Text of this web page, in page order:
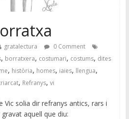
gratalectura
0 Comment
, borratxera, costumari, costums, dites
, història, homes, iaies, llengua,
, Refranys, vi
Vic solia dir refranys antics, rars i
aquell que diu: